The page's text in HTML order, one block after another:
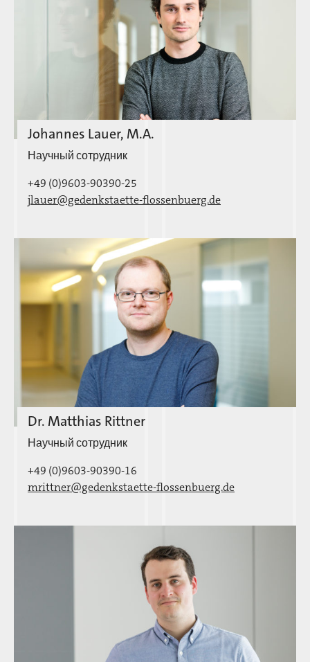
Johannes Lauer, M.A.
Научный сотрудник
+49 (0)9603-90390-25
jlauer@gedenkstaette-flossenbuerg.de
Dr. Matthias Rittner
Научный сотрудник
+49 (0)9603-90390-16
mrittner@gedenkstaette-flossenbuerg.de